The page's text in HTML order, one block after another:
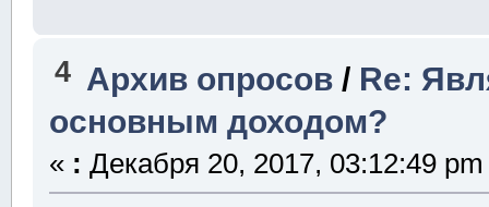
4 Архив опросов/ Re:
основным доходом?
« : Декабря 20, 2017, 03:12:49 pm